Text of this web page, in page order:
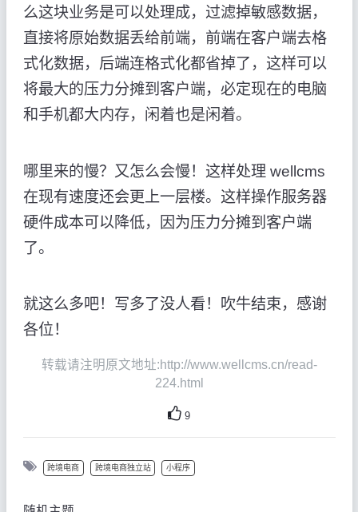
么这块业务是可以处理成，过滤掉敏感数据，
直接将原始数据丢给前端，前端在客户端去格
式化数据，后端连格式化都省掉了，这样可以
将最大的压力分摊到客户端，必定现在的电脑
和手机都大内存，闲着也是闲着。
哪里来的慢？又怎么会慢！这样处理 wellcms
在现有速度还会更上一层楼。这样操作服务器
硬件成本可以降低，因为压力分摊到客户端
了。
就这么多吧！写多了没人看！吹牛结束，感谢
各位！
转载请注明原文地址:http://www.wellcms.cn/read-
224.html
9
跨境电商 跨境电商独立站 小程序